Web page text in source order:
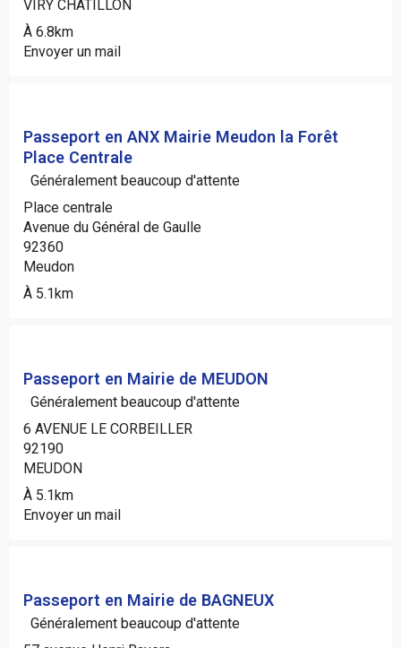
VIRY CHATILLON
À 6.8km
Envoyer un mail
Passeport en ANX Mairie Meudon la Forêt
Place Centrale
Généralement beaucoup d'attente
Place centrale
Avenue du Général de Gaulle
92360
Meudon
À 5.1km
Passeport en Mairie de MEUDON
Généralement beaucoup d'attente
6 AVENUE LE CORBEILLER
92190
MEUDON
À 5.1km
Envoyer un mail
Passeport en Mairie de BAGNEUX
Généralement beaucoup d'attente